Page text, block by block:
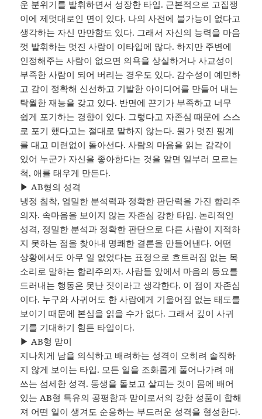
운 분위기를 발휘하면서 성장한 타입. 근본적으로 고집쟁
이에 제멋대로인 면이 있다. 나의 사전에 불가능이 없다고
생각하는 자신 만만함도 있다. 그래서 자신의 능력을 마음
껏 발휘하는 멋진 사람이 이타입에 많다. 하지만 주변에
인정해주는 사람이 없으면 의욕을 상실하거나 사교성이
부족한 사람이 되어 버리는 경우도 있다. 감수성이 예민하
고 감이 정확해 신선하고 기발한 아이디어를 만들어 내는
탁월한 재능을 갖고 있다. 반면에 끈기가 부족하고 너무
쉽게 포기하는 경향이 있다. 그렇다고 자존심 때문에 스스
로 포기 했다고는 절대로 말하지 않는다. 뭔가 멋진 핑계
를 대고 미련없이 돌아선다. 사람의 마음을 읽는 감각이
있어 누군가 자신을 좋아한다는 것을 알면 일부러 모르는
척, 애를 태우게 만든다.
▶ AB형의 성격
냉정 침착, 엄밀한 분석력과 정확한 판단력을 가진 합리주
의자. 속마음을 보이지 않는 자존심 강한 타입. 논리적인
성격, 정밀한 분석과 정확한 판단으로 다른 사람이 지적하
지 못하는 점을 찾아내 명쾌한 결론을 만들어낸다. 어떤
상황에서도 아무 일 없었다는 표정으로 흐트러짐 없는 목
소리로 말하는 합리주의자. 사람들 앞에서 마음의 동요를
드러내는 행동은 못난 짓이라고 생각한다. 이 점이 자존심
이다. 누구와 사귀어도 한 사람에게 기울어짐 없는 태도를
보이기 때문에 본심을 읽을 수가 없다. 그래서 깊이 사귀
기를 기대하기 힘든 타입이다.
▶ AB형 맏이
지나치게 남을 의식하고 배려하는 성격이 오히려 솔직하
지 않게 보이는 타입. 모든 일을 조화롭게 풀어나가려 애
쓰는 섬세한 성격. 동생을 돌보고 살피는 것이 몸에 배어
있는 AB형 특유의 공평함과 맏이로서의 강한 성품이 합해
져 어떤 일이 생겨도 순응하는 부드러운 성격을 형성한다.